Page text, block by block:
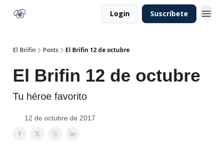
Login Suscríbete
El Brifin Posts El Brifin 12 de octubre
El Brifin 12 de octubre
Tu héroe favorito
12 de octubre de 2017